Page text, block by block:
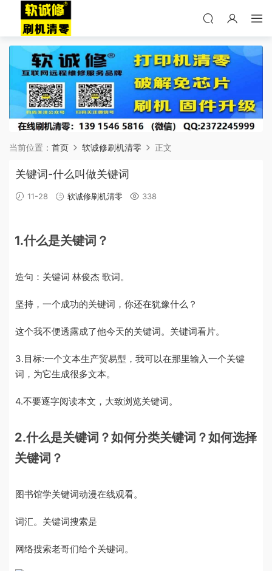
当前位置： 首页 软诚修刷机清零 正文
关键词-什么叫做关键词
11-28 软诚修刷机清零 338
1.什么是关键词？
造句：关键词 林俊杰 歌词。
坚持，一个成功的关键词，你还在犹豫什么？
这个我不便透露成了他今天的关键词。关键词看片。
3.目标:一个文本生产贸易型，我可以在那里输入一个关键
词，为它生成很多文本。
4.不要逐字阅读本文，大致浏览关键词。
2.什么是关键词？如何分类关键词？如何选择
关键词？
图书馆学关键词动漫在线观看。
词汇。关键词搜索是
网络搜索老哥们给个关键词。